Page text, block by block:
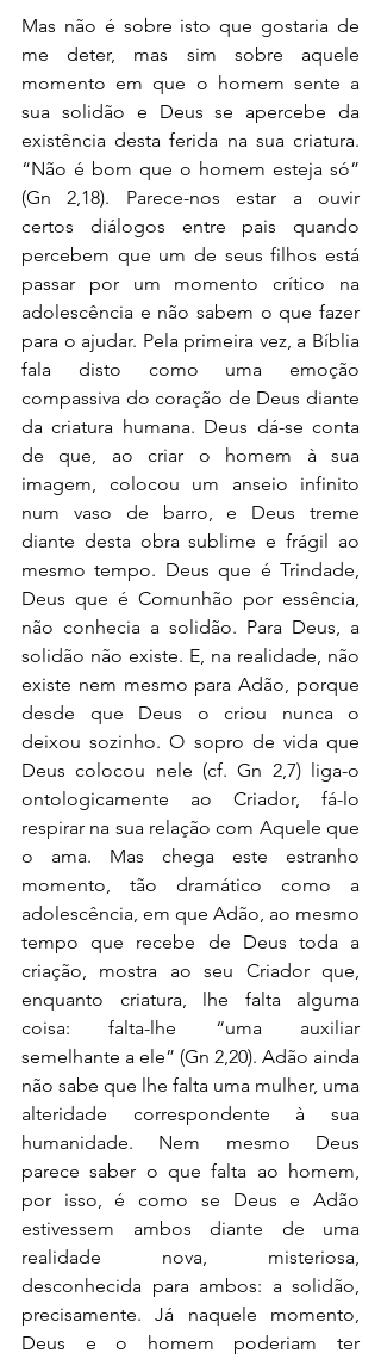
Mas não é sobre isto que gostaria de
me deter, mas sim sobre aquele
momento em que o homem sente a
sua solidão e Deus se apercebe da
existência desta ferida na sua criatura.
“Não é bom que o homem esteja só”
(Gn 2,18). Parece-nos estar a ouvir
certos diálogos entre pais quando
percebem que um de seus filhos está
passar por um momento crítico na
adolescência e não sabem o que fazer
para o ajudar. Pela primeira vez, a Bíblia
fala disto como uma emoção
compassiva do coração de Deus diante
da criatura humana. Deus dá-se conta
de que, ao criar o homem à sua
imagem, colocou um anseio infinito
num vaso de barro, e Deus treme
diante desta obra sublime e frágil ao
mesmo tempo. Deus que é Trindade,
Deus que é Comunhão por essência,
não conhecia a solidão. Para Deus, a
solidão não existe. E, na realidade, não
existe nem mesmo para Adão, porque
desde que Deus o criou nunca o
deixou sozinho. O sopro de vida que
Deus colocou nele (cf. Gn 2,7) liga-o
ontologicamente ao Criador, fá-lo
respirar na sua relação com Aquele que
o ama. Mas chega este estranho
momento, tão dramático como a
adolescência, em que Adão, ao mesmo
tempo que recebe de Deus toda a
criação, mostra ao seu Criador que,
enquanto criatura, lhe falta alguma
coisa: falta-lhe “uma auxiliar
semelhante a ele” (Gn 2,20). Adão ainda
não sabe que lhe falta uma mulher, uma
alteridade correspondente à sua
humanidade. Nem mesmo Deus
parece saber o que falta ao homem,
por isso, é como se Deus e Adão
estivessem ambos diante de uma
realidade nova, misteriosa,
desconhecida para ambos: a solidão,
precisamente. Já naquele momento,
Deus e o homem poderiam ter